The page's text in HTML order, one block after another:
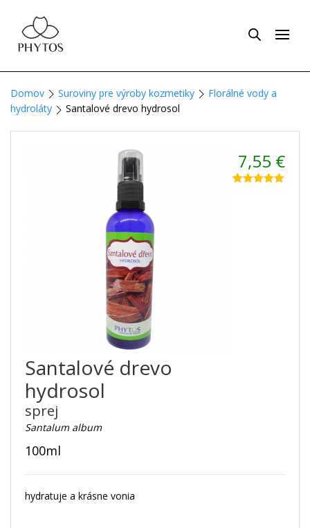
Domov Suroviny pre výroby kozmetiky
Florálné vody a
hydroláty
Santalové drevo hydrosol
Santalové drevo
hydrosol
sprej
Santalum album
100ml
hydratuje a krásne vonia
7,55 €